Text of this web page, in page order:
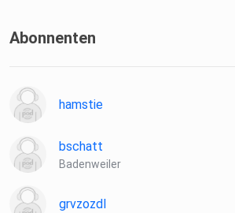
Abonnenten
hamstie
bschatt
Badenweiler
grvzozdl